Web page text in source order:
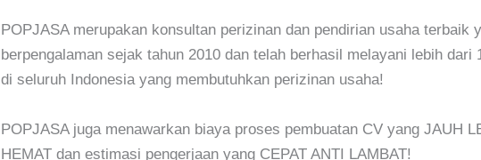
POPJASA merupakan konsultan perizinan dan pendirian usaha terbaik
berpengalaman sejak tahun 2010 dan telah berhasil melayani lebih dari
di seluruh Indonesia yang membutuhkan perizinan usaha!
POPJASA juga menawarkan biaya proses pembuatan CV yang JAUH
HEMAT dan estimasi pengerjaan yang CEPAT ANTI LAMBAT!